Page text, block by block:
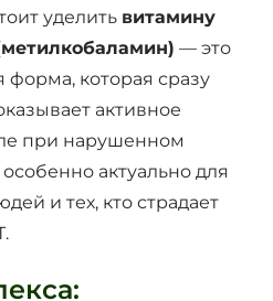
уделить витамину
— это
которая сразу
активное
при нарушенном
актуально для
и тех, кто страдает